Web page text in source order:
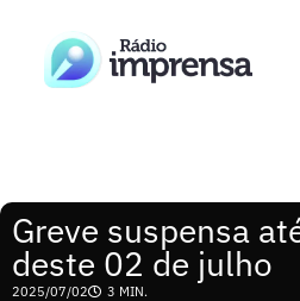
Greve suspensa
deste 02 de julho
2025/07/02 3 MIN.